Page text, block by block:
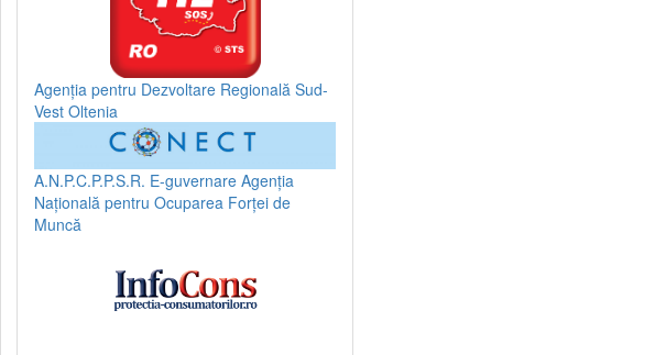
Agenția pentru Dezvoltare Regională Sud-
Vest Oltenia
A.N.P.C.P.P.S.R. E-guvernare Agenția
Națională pentru Ocuparea Forței de
Muncă